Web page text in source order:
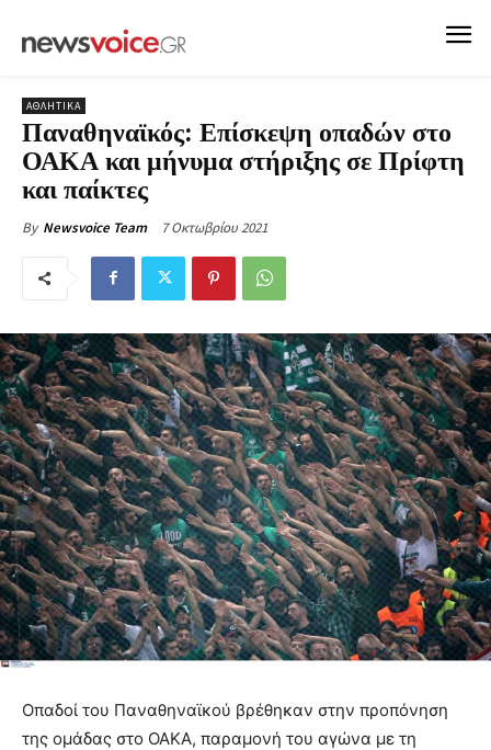
ΑΘΛΗΤΙΚΑ
Παναθηναϊκός: Επίσκεψη οπαδών στο
ΟΑΚΑ και μήνυμα στήριξης σε Πρίφτη
και παίκτες
By Newsvoice Team 7 Οκτωβρίου 2021
Οπαδοί του Παναθηναϊκού βρέθηκαν στην προπόνηση
της ομάδας στο ΟΑΚΑ, παραμονή του αγώνα με τη